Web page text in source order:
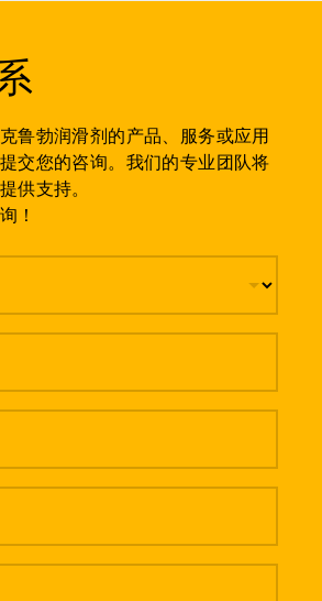
鲁勃润滑剂的产品、服务或应用
交您的咨询。我们的专业团队将
供支持。
！